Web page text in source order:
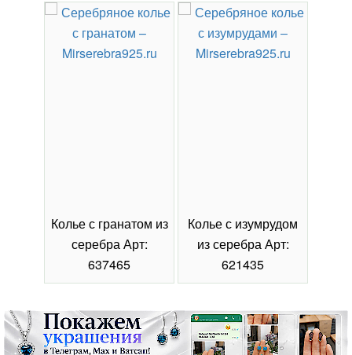
Колье с гранатом из
серебра Арт:
637465
Колье с изумрудом
из серебра Арт:
621435